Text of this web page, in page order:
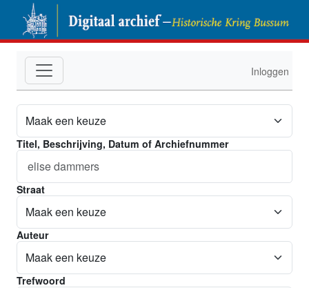
Overslaan en naar de inhoud gaan
Hoofdnavigatie Inloggen
Categorie
Titel, Beschrijving, Datum of Archiefnummer
Straat
Auteur
Trefwoord